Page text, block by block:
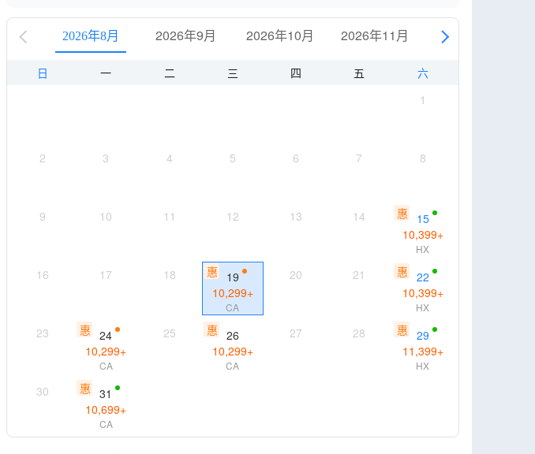
2026年8月 2026年9月 2026年10月 2026年11月 2026年12月
日 一 二 三 四 五
六
1
2 3 4 5 6 7 8
9 10 11 12 13 14 惠
15
10,399+
HX
16 17 18 惠
19
10,299+
CA
20 21 惠 22
10,399+
HX
23 惠
24
10,299+
CA
25 惠 26
10,299+
CA
27 28 惠 29
11,399+
HX
30 惠
31
10,699+
CA